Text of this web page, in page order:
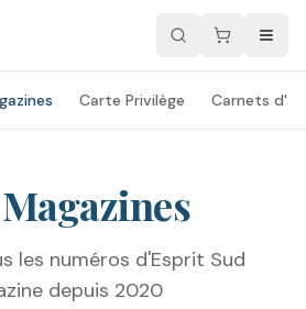
Carte Privilège Carnets
les numéros d'Esprit Sud
depuis 2020